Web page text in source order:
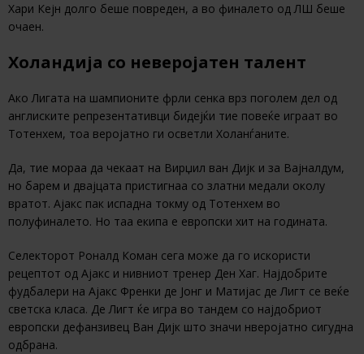
Хари Кејн долго беше повреден, а во финалето од ЛШ беше
очаен.
Холандија со неверојатен талент
Ако Лигата на шампионите фрли сенка врз поголем дел од
англиските репрезентативци бидејќи тие повеќе играат во
Тотенхем, тоа веројатно ги осветли Холанѓаните.
Да, тие мораа да чекаат на Вирџил ван Дијк и за Вајналдум,
но барем и двајцата пристигнаа со златни медали околу
вратот. Ајакс пак испадна токму од Тотенхем во
полуфиналето. Но таа екипа е европски хит на годината.
Селекторот Роналд Коман сега може да го искористи
рецептот од Ајакс и нивниот тренер Ден Хаг. Најдобрите
фудбалери на Ајакс Френки де Јонг и Матијас де Лигт се веќе
светска класа. Де Лигт ќе игра во тандем со најдобриот
европски дефанзивец Ван Дијк што значи нверојатно сигудна
одбрана.